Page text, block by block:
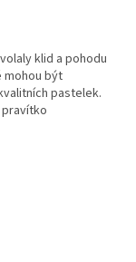
klid a pohodu
mohou být
pastelek.
pravítko